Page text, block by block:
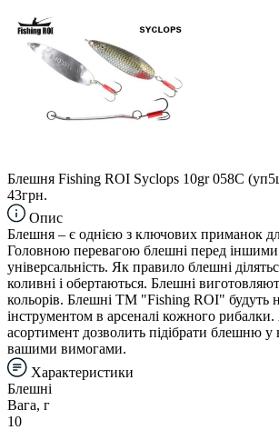
Блешня Fishing ROI Syclops 10gr 058C
43грн.
Опис
Блешня – є однією з ключових приманок
Головною перевагою блешні перед іншими
універсальність. Як правило блешні
коливні і обертаються. Блешні
кольорів. Блешні TM "Fishing ROI" будуть
інструментом в арсеналі кожного
асортимент дозволить підібрати блешню у
вашими вимогами.
Характеристики
Блешні
Вага, г
10